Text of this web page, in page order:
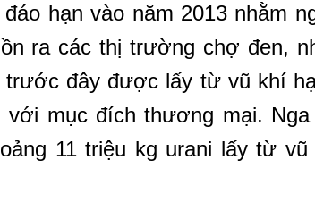
hạn vào năm 2013 nhằm
ra các thị trường chợ đen,
trước đây được lấy từ vũ khí
với mục đích thương mại.
11 triệu kg urani lấy từ